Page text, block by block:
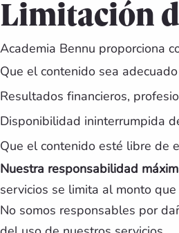
Limitación
Academia Bennu proporciona
Que el contenido sea
Resultados financieros,
Disponibilidad ininterrumpida
Que el contenido esté libre de
Nuestra responsabilidad
servicios se limita al monto
No somos responsables por